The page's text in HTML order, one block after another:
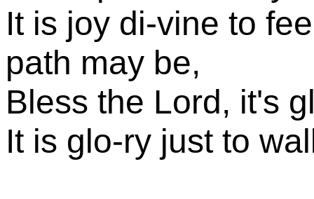
It is joy di-vine to
path may be,
Bless the Lord, it's
It is glo-ry just to